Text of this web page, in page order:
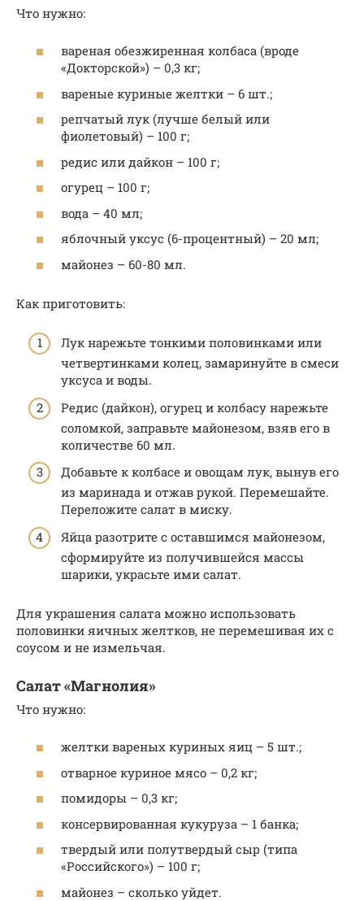
Что нужно:
вареная обезжиренная колбаса (вроде
«Докторской») – 0,3 кг;
вареные куриные желтки – 6 шт.;
репчатый лук (лучше белый или
фиолетовый) – 100 г;
редис или дайкон – 100 г;
огурец – 100 г;
вода – 40 мл;
яблочный уксус (6-процентный) – 20 мл;
майонез – 60-80 мл.
Как приготовить:
Лук нарежьте тонкими половинками или
четвертинками колец, замаринуйте в смеси
уксуса и воды.
Редис (дайкон), огурец и колбасу нарежьте
соломкой, заправьте майонезом, взяв его в
количестве 60 мл.
Добавьте к колбасе и овощам лук, вынув его
из маринада и отжав рукой. Перемешайте.
Переложите салат в миску.
Яйца разотрите с оставшимся майонезом,
сформируйте из получившейся массы
шарики, украсьте ими салат.
Для украшения салата можно использовать
половинки яичных желтков, не перемешивая их с
соусом и не измельчая.
Салат «Магнолия»
Что нужно:
желтки вареных куриных яиц – 5 шт.;
отварное куриное мясо – 0,2 кг;
помидоры – 0,3 кг;
консервированная кукуруза – 1 банка;
твердый или полутвердый сыр (типа
«Российского») – 100 г;
майонез – сколько уйдет.